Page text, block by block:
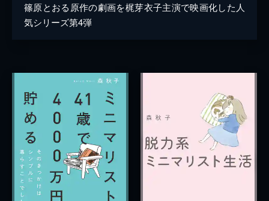
篠原とおる原作の劇画を梶芽衣子主演で映画化した人
気シリーズ第4弾